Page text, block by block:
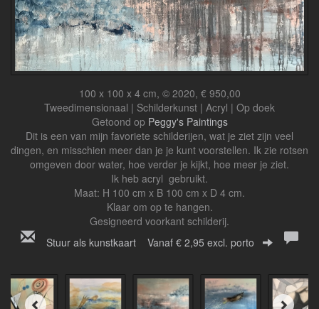
100 x 100 x 4 cm, © 2020, € 950,00
Tweedimensionaal | Schilderkunst | Acryl | Op doek
Getoond op Peggy's Paintings
Dit is een van mijn favoriete schilderijen, wat je ziet zijn veel
dingen, en misschien meer dan je je kunt voorstellen. Ik zie rotsen
omgeven door water, hoe verder je kijkt, hoe meer je ziet.
Ik heb acryl gebruikt.
Maat: H 100 cm x B 100 cm x D 4 cm.
Klaar om op te hangen.
Gesigneerd voorkant schilderij.
Stuur als kunstkaart Vanaf € 2,95 excl. porto